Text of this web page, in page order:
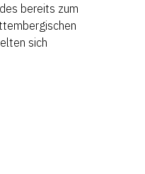
bereits zum
sich